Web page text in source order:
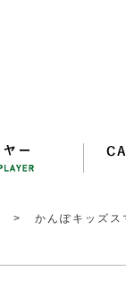
> かんぽキッズ